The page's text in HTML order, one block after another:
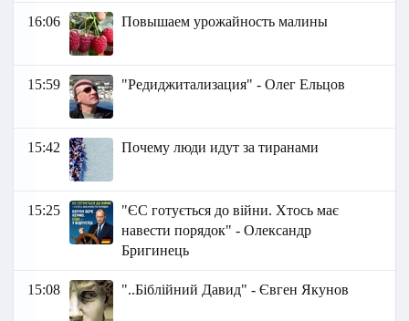
16:06 Повышаем урожайность малины
15:59 "Редиджитализация" - Олег Ельцов
15:42 Почему люди идут за тиранами
15:25
"ЄС готується до війни. Хтось має
навести порядок" - Олександр
Бригинець
15:08 "..Біблійний Давид" - Євген Якунов